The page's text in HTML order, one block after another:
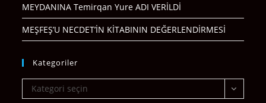
MEYDANINA Temirqan Yure ADI VERİLDİ
MEŞFEŞ’U NECDET’İN KİTABININ DEĞERLENDİRMESİ
Kategoriler
Kategoriler
Kategori seçin